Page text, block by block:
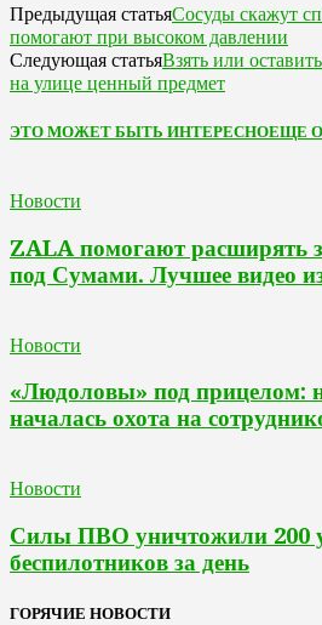
Предыдущая статьяСосуды скажут
помогают при высоком давлении
Следующая статьяВзять или
на улице ценный предмет
ЭТО МОЖЕТ БЫТЬ ИНТЕРЕСНОЕЩЕ
Новости
ZALA помогают расширять
под Сумами. Лучшее видео
Новости
«Людоловы» под прицелом:
началась охота на
Новости
Силы ПВО уничтожили 200
беспилотников за день
ГОРЯЧИЕ НОВОСТИ